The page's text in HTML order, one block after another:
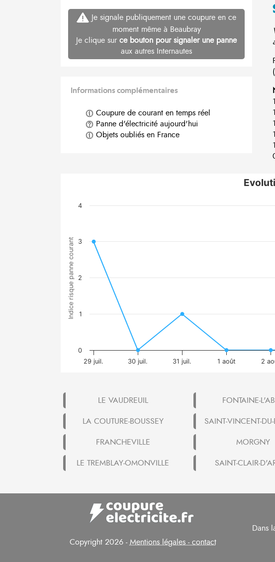
Je signale publiquement une coupure en ce
moment même à Beaubray
Je clique sur ce bouton pour signaler une panne
aux autres Internautes
Informations complémentaires
Coupure de courant en temps réel
Panne d'électricité aujourd'hui
Objets oubliés en France
Indice risque panne courant
29 juil. 30 juil. 31 juil. 1 août 2
0
1
2
3
4
LE VAUDREUIL FONTAINE-
LA COUTURE-BOUSSEY
SAINT-VINCENT-
FRANCHEVILLE
MORGNY
LE TREMBLAY-OMONVILLE
SAINT-CLAIR-
Copyright 2026 -Mentions légales - contact
Dans